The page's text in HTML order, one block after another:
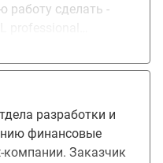
понимании и
ML!
работу сделать -
моя работа не
я Kotlin
разработки и
финансовые
компании. Заказчик